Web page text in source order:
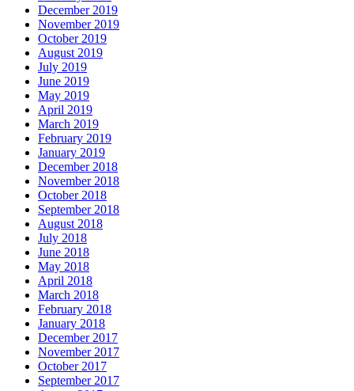
December 2019
November 2019
October 2019
August 2019
July 2019
June 2019
May 2019
April 2019
March 2019
February 2019
January 2019
December 2018
November 2018
October 2018
September 2018
August 2018
July 2018
June 2018
May 2018
April 2018
March 2018
February 2018
January 2018
December 2017
November 2017
October 2017
September 2017